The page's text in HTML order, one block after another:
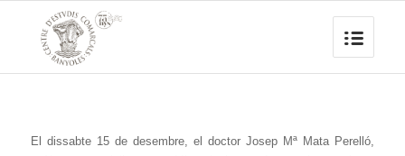
El dissabte 15 de desembre, el doctor Josep Mª Mata Perelló,